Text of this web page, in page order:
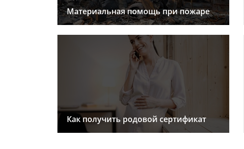
Материальная помощь при пожаре
Как получить родовой сертификат